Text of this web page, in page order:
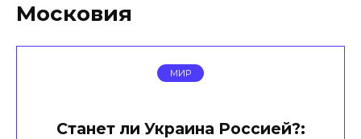
Московия
МИР
Станет ли Украина Россией?: